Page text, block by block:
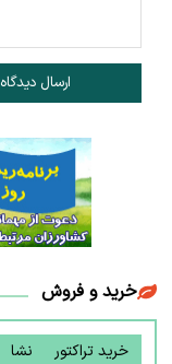
ارسال دیدگاه
خرید و فروش
خرید تراکتور نشا